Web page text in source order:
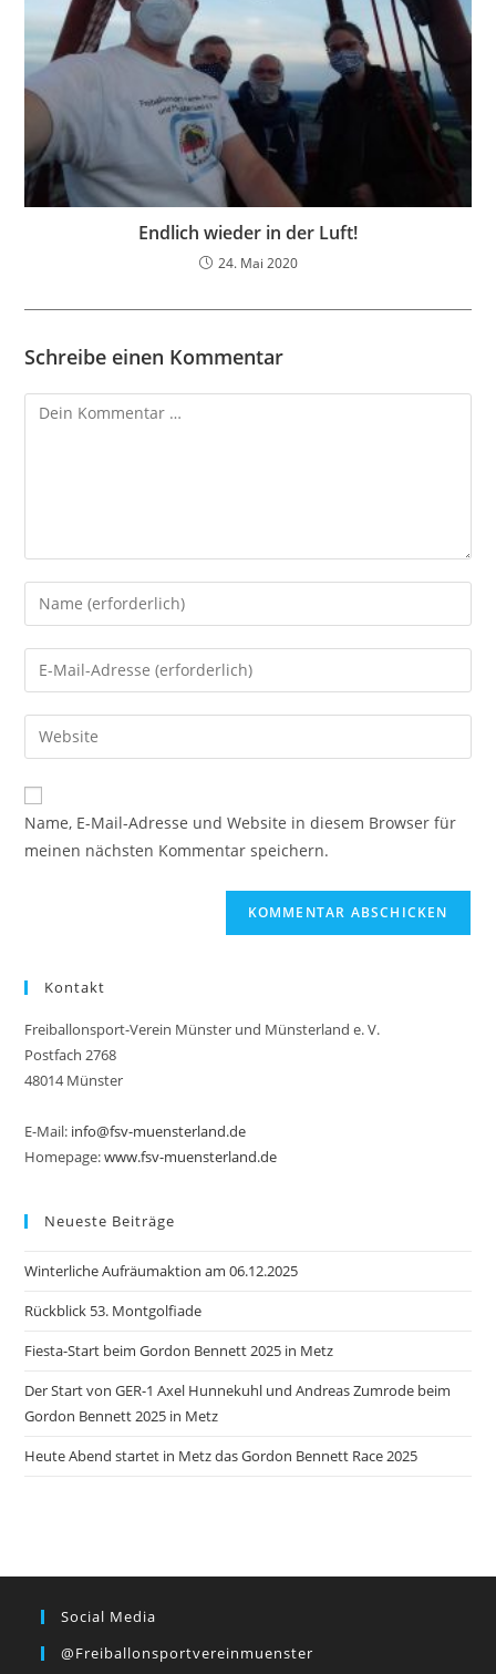
Endlich wieder in der Luft!
24. Mai 2020
Schreibe einen Kommentar
Kommentar
Gib
deinen
Namen
oder
zum
Kommentieren
ein
Gib
deine
E-
Mail-
zum
Kommentieren
ein
Gib
deine
Website-
URL
Name, E-Mail-Adresse und Website in diesem Browser für
meinen nächsten Kommentar speichern.
Kontakt
Freiballonsport-Verein Münster und Münsterland e. V.
Postfach 2768
48014 Münster
E-Mail: info@fsv-muensterland.de
Homepage:www.fsv-muensterland.de
Neueste Beiträge
Winterliche Aufräumaktion am 06.12.2025
Rückblick 53. Montgolfiade
Fiesta-Start beim Gordon Bennett 2025 in Metz
Der Start von GER-1 Axel Hunnekuhl und Andreas Zumrode beim
Gordon Bennett 2025 in Metz
Heute Abend startet in Metz das Gordon Bennett Race 2025
Social Media
@freiballonsportvereinmuenster